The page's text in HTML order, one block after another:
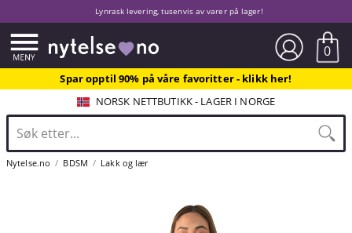
Lynrask levering, tusenvis av varer på lager!
0
Spar opptil 90% på våre favoritter - klikk her!
NORSK NETTBUTIKK - LAGER I NORGE
Nytelse.no BDSM Lakk og lær